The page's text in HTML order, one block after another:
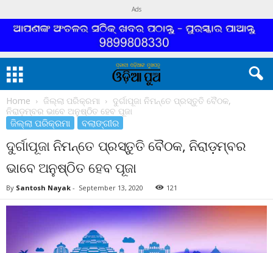
Ads
Home ଜିଲ୍ଲା ପରିକ୍ରମା
ଦୁର୍ଗାପୂଜା ନିମନ୍ତେ ପ୍ରସ୍ତୁତି ବୈଠକ,
ନିରାଡ଼ମ୍ବର ଭାବେ ଅନୁଷ୍ଠିତ ହେବ ପୂଜା
ଜିଲ୍ଲା ପରିକ୍ରମା ବଲାଙ୍ଗୀର
ଦୁର୍ଗାପୂଜା ନିମନ୍ତେ ପ୍ରସ୍ତୁତି ବୈଠକ, ନିରାଡ଼ମ୍ବର
ଭାବେ ଅନୁଷ୍ଠିତ ହେବ ପୂଜା
By Santosh Nayak - September 13, 2020 121